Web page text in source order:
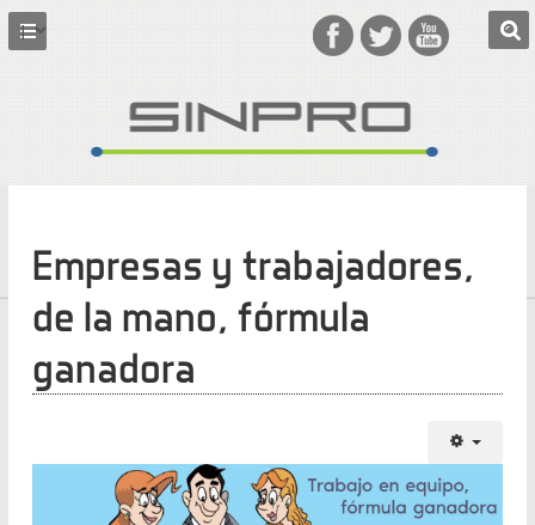
Empresas y trabajadores,
de la mano, fórmula
ganadora